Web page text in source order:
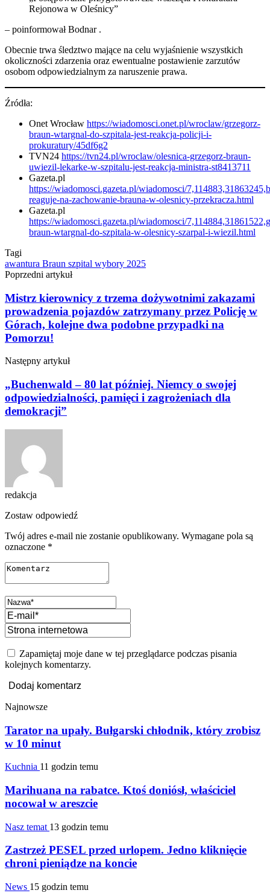
Rejonowa w Oleśnicy”
– poinformował Bodnar .​
Obecnie trwa śledztwo mające na celu wyjaśnienie wszystkich
okoliczności zdarzenia oraz ewentualne postawienie zarzutów
osobom odpowiedzialnym za naruszenie prawa.
Źródła:
Onet Wrocław https://wiadomosci.onet.pl/wroclaw/grzegorz-
braun-wtargnal-do-szpitala-jest-reakcja-policji-i-
prokuratury/45df6g2
TVN24 https://tvn24.pl/wroclaw/olesnica-grzegorz-braun-
uwiezil-lekarke-w-szpitalu-jest-reakcja-ministra-st8413711
Gazeta.pl
https://wiadomosci.gazeta.pl/wiadomosci/
reaguje-na-zachowanie-brauna-w-olesnicy-przekracza.html
Gazeta.pl
https://wiadomosci.gazeta.pl/wiadomosci/
braun-wtargnal-do-szpitala-w-olesnicy-szarpal-i-wiezil.html
Tagi
awantura Braun szpital wybory 2025
Poprzedni artykuł
Mistrz kierownicy z trzema dożywotnimi zakazami
prowadzenia pojazdów zatrzymany przez Policję w
Górach, kolejne dwa podobne przypadki na
Pomorzu!
Następny artykuł
„Buchenwald – 80 lat później. Niemcy o swojej
odpowiedzialności, pamięci i zagrożeniach dla
demokracji”
redakcja
Zostaw odpowiedź
Twój adres e-mail nie zostanie opublikowany. Wymagane pola są
oznaczone *
Zapamiętaj moje dane w tej przeglądarce podczas pisania
kolejnych komentarzy.
Najnowsze
Tarator na upały. Bułgarski chłodnik, który zrobisz
w 10 minut
Kuchnia 11 godzin temu
Marihuana na rabatce. Ktoś doniósł, właściciel
nocował w areszcie
Nasz temat 13 godzin temu
Zastrzeż PESEL przed urlopem. Jedno kliknięcie
chroni pieniądze na koncie
News 15 godzin temu